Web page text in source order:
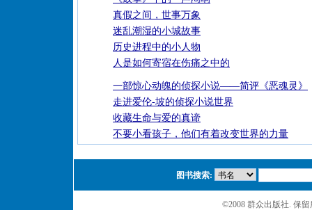
真假之间，世事万象
迷乱潮湿的小城故事
历史进程中的小人物
人是如何寄宿在伤痛之中的
一部惊心动魄的侦探小说——简评《恶魂灵》
走进爱伦-坡的侦探小说世界
收藏生命与爱的真谛
不要小看孩子，他们有着改变世界的力量
图书搜索:
©2008 群众出版社. 保